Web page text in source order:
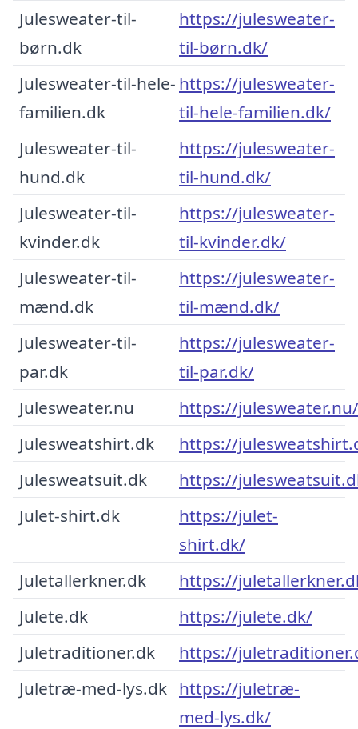
Julesweater-til-
børn.dk
https://julesweater-
til-børn.dk/
Julesweater-til-hele-
familien.dk
https://julesweater-
til-hele-familien.dk/
Julesweater-til-
hund.dk
https://julesweater-
til-hund.dk/
Julesweater-til-
kvinder.dk
https://julesweater-
til-kvinder.dk/
Julesweater-til-
mænd.dk
https://julesweater-
til-mænd.dk/
Julesweater-til-
par.dk
https://julesweater-
til-par.dk/
Julesweater.nu
https://julesweater.nu/
Julesweatshirt.dk
https://
Julesweatsuit.dk
https://
Julet-shirt.dk
https://julet-
shirt.dk/
Juletallerkner.dk
https://
Julete.dk
https://julete.dk/
Juletraditioner.dk
https://
Juletræ-med-lys.dk https://juletræ-
med-lys.dk/